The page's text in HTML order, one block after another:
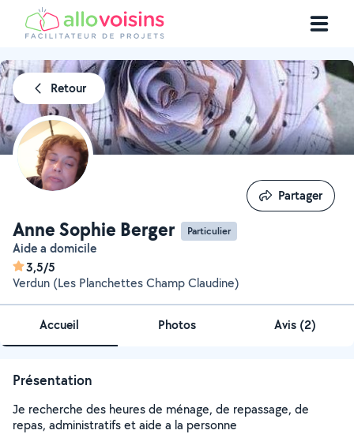
Retour
Anne Sophie Berger Particulier
Aide a domicile
3,5/5
Verdun (Les Planchettes Champ Claudine)
Partager
Partager
Accueil Photos Avis (2)
Présentation
Je recherche des heures de ménage, de repassage, de
repas, administratifs et aide a la personne